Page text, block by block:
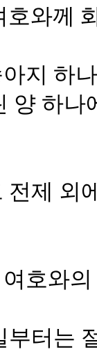
와께
지 하
양 하
전제 외
호와
부터는